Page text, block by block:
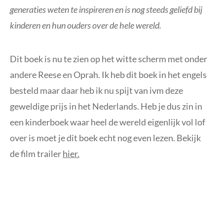
generaties weten te inspireren en is nog steeds geliefd bij
kinderen en hun ouders over de hele wereld.
Dit boek is nu te zien op het witte scherm met onder
andere Reese en Oprah. Ik heb dit boek in het engels
besteld maar daar heb ik nu spijt van ivm deze
geweldige prijs in het Nederlands. Heb je dus zin in
een kinderboek waar heel de wereld eigenlijk vol lof
over is moet je dit boek echt nog even lezen. Bekijk
de film trailerhier.